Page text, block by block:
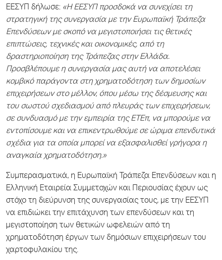
ΕΕΣΥΠ δήλωσε: «H ΕΕΣΥΠ προσδοκά να συνεχίσει τη
στρατηγική της συνεργασία με την Ευρωπαϊκή Τράπεζα
Επενδύσεων με σκοπό να μεγιστοποιήσει τις θετικές
επιπτώσεις, τεχνικές και οικονομικές, από τη
δραστηριοποίηση της Τράπεζας στην Ελλάδα.
Προσβλέπουμε η συνεργασία μας αυτή να αποτελέσει
κομβικό παράγοντα στη χρηματοδότηση των δημοσίων
επιχειρήσεων στο μέλλον, όπου μέσω της δέσμευσης και
του σωστού σχεδιασμού από πλευράς των επιχειρήσεων,
σε συνδυασμό με την εμπειρία της ΕΤΕπ, να μπορούμε να
εντοπίσουμε και να επικεντρωθούμε σε ώριμα επενδυτικά
σχέδια για τα οποία μπορεί να εξασφαλισθεί γρήγορα η
αναγκαία χρηματοδότηση.»
Συμπερασματικά, η Ευρωπαϊκή Τράπεζα Επενδύσεων και η
Ελληνική Εταιρεία Συμμετοχών και Περιουσίας έχουν ως
στόχο τη διεύρυνση της συνεργασίας τους, με την ΕΕΣΥΠ
να επιδιώκει την επιτάχυνση των επενδύσεων και τη
μεγιστοποίηση των θετικών ωφελειών από τη
χρηματοδότηση έργων των δημόσιων επιχειρήσεων του
χαρτοφυλακίου της.